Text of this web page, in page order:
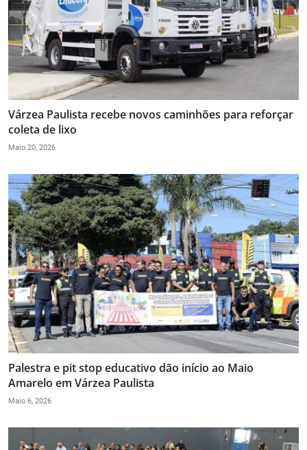
Várzea Paulista recebe novos caminhões para reforçar
coleta de lixo
Maio 20, 2026
Palestra e pit stop educativo dão início ao Maio
Amarelo em Várzea Paulista
Maio 6, 2026